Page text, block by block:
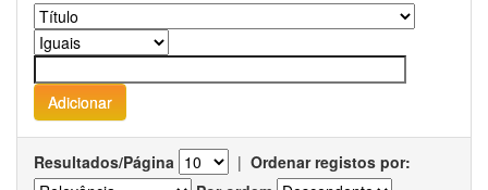
Resultados/Página | Ordenar registos por: